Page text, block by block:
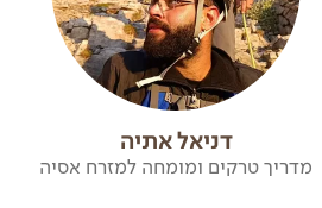
דניאל אתיה
מדריך טרקים ומומחה למזרח אסיה